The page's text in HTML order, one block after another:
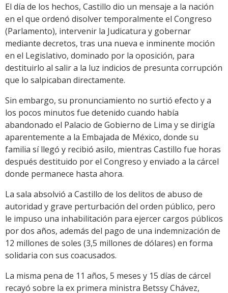
El día de los hechos, Castillo dio un mensaje a la nación
en el que ordenó disolver temporalmente el Congreso
(Parlamento), intervenir la Judicatura y gobernar
mediante decretos, tras una nueva e inminente moción
en el Legislativo, dominado por la oposición, para
destituirlo al salir a la luz indicios de presunta corrupción
que lo salpicaban directamente.
Sin embargo, su pronunciamiento no surtió efecto y a
los pocos minutos fue detenido cuando había
abandonado el Palacio de Gobierno de Lima y se dirigía
aparentemente a la Embajada de México, donde su
familia sí llegó y recibió asilo, mientras Castillo fue horas
después destituido por el Congreso y enviado a la cárcel
donde permanece hasta ahora.
La sala absolvió a Castillo de los delitos de abuso de
autoridad y grave perturbación del orden público, pero
le impuso una inhabilitación para ejercer cargos públicos
por dos años, además del pago de una indemnización de
12 millones de soles (3,5 millones de dólares) en forma
solidaria con sus coacusados.
La misma pena de 11 años, 5 meses y 15 días de cárcel
recayó sobre la ex primera ministra Betssy Chávez,